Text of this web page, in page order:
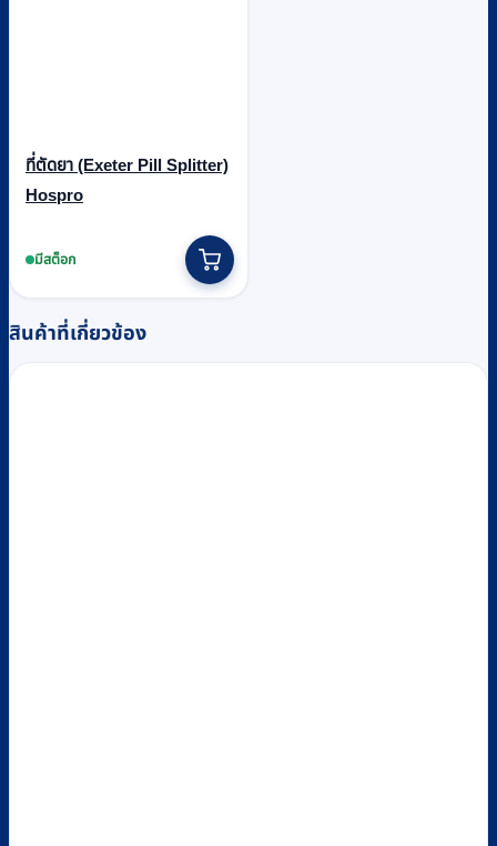
ที่ตัดยา (Exeter Pill Splitter)
Hospro
มีสต็อก
สินค้าที่เกี่ยวข้อง